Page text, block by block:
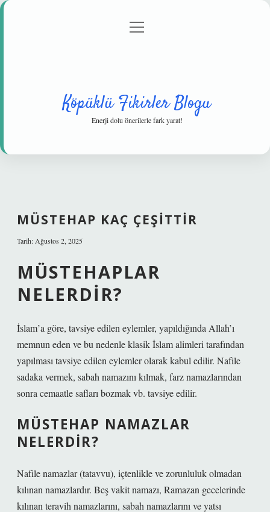
Gizlilik Politikası
menüyü
Köpüklü Fikirler Blogu
Enerji dolu önerilerle fark yarat!
MÜSTEHAP KAÇ ÇEŞITTIR
Tarih: Ağustos 2, 2025
MÜSTEHAPLAR
NELERDIR?
İslam’a göre, tavsiye edilen eylemler, yapıldığında Allah’ı
memnun eden ve bu nedenle klasik İslam alimleri tarafından
yapılması tavsiye edilen eylemler olarak kabul edilir. Nafile
sadaka vermek, sabah namazını kılmak, farz namazlarından
sonra cemaatle safları bozmak vb. tavsiye edilir.
MÜSTEHAP NAMAZLAR
NELERDIR?
Nafile namazlar (tatavvu), içtenlikle ve zorunluluk olmadan
kılınan namazlardır. Beş vakit namazı, Ramazan gecelerinde
kılınan teravih namazlarını, sabah namazlarını ve yatsı